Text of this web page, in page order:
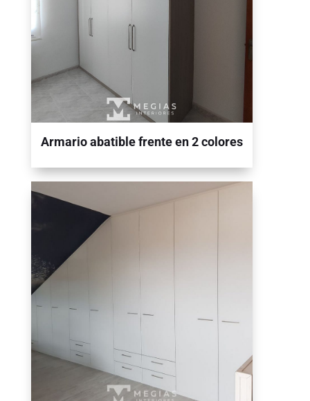
Armario abatible frente en 2 colores